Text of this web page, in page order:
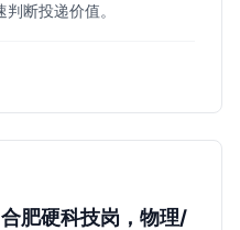
断投递价值。
肥硬科技岗，物理/